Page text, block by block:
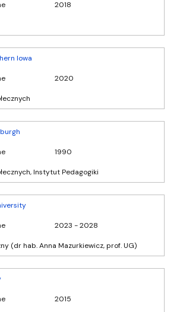
2018
Iowa
2020
1990
Instytut Pedagogiki
2023 - 2028
(dr hab. Anna Mazurkiewicz, prof. UG)
2015